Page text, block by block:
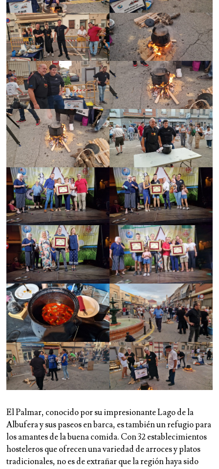
El Palmar, conocido por su impresionante Lago de la
Albufera y sus paseos en barca, es también un refugio para
los amantes de la buena comida. Con 32 establecimientos
hosteleros que ofrecen una variedad de arroces y platos
tradicionales, no es de extrañar que la región haya sido